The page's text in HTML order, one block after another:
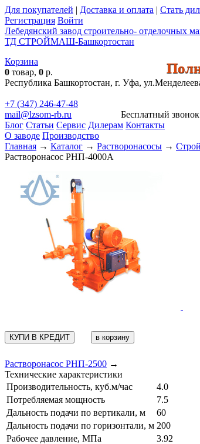
Для покупателей | Доставка и оплата | Стать
Регистрация Войти
Лебедянский завод строительно- отделочных
ТД СТРОЙМАШ-Башкортостан
Корзина
0 товар, 0 р.
Республика Башкортостан, г. Уфа,
+7 (347) 246-47-48
mail@lzsom-rb.ru Бесплатный звонок
Блог Статьи Сервис Дилерам Контакты
О заводе Производство
Главная → Каталог → Растворонасосы →
Растворонасос РНП-4000А
КУПИ В КРЕДИТ
Растворонасос РНП-2500 →
Технические характеристики
Производительность, куб.м/час
4.0
Потребляемая мощность
7.5
Дальность подачи по вертикали, м
60
Дальность подачи по горизонтали, м 200
Рабочее давление, МПа
3.92